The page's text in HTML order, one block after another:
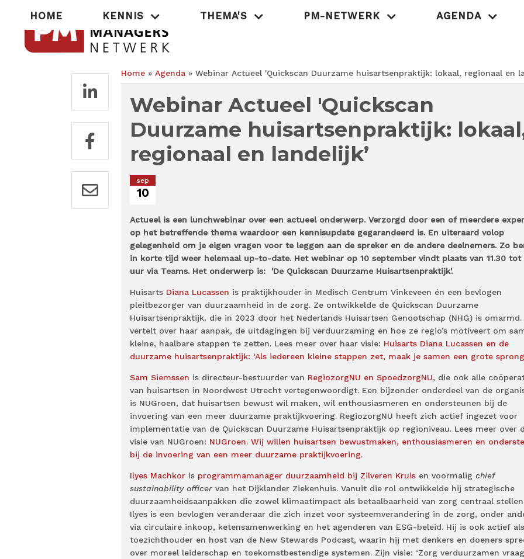
Hoofdnavigatie
HOME KENNIS THEMA'S PM-NETWERK AGENDA
Kruimelpad
Home Agenda Webinar Actueel 'Quickscan Duurzame huisartsenpraktijk: lokaal, regionaal en
Webinar Actueel 'Quickscan
Duurzame huisartsenpraktijk:
regionaal en landelijk’
sep
10
Actueel is een lunchwebinar over een actueel onderwerp. Verzorgd door een of meerdere
op het betreffende thema waardoor een kennisupdate gegarandeerd is. En uiteraard volop
gelegenheid om je eigen vragen voor te leggen aan de spreker en de andere deelnemers. Zo
in korte tijd weer helemaal up-to-date. Het webinar op 10 september vindt plaats van 11.30 tot
uur via Teams. Het onderwerp is: 'De Quickscan Duurzame Huisartsenpraktijk'.
Huisarts Diana Lucassen is praktijkhouder in Medisch Centrum Vinkeveen én een bevlogen
pleitbezorger van duurzaamheid in de zorg. Ze ontwikkelde de Quickscan Duurzame
Huisartsenpraktijk, die in 2023 door het Nederlands Huisartsen Genootschap (NHG) is omarmd.
vertelt over haar aanpak, de uitdagingen bij verduurzaming en hoe ze regio’s motiveert om
kleine, haalbare stappen te zetten. Lees meer over haar visie: Huisarts Diana Lucassen en de
duurzame huisartsenpraktijk: ‘Als iedereen kleine stappen zet, maak je samen een grote
Sam Siemssen is directeur-bestuurder van RegiozorgNU en SpoedzorgNU, die ook alle
van huisartsen in Noordwest Utrecht vertegenwoordigt. Een bijzonder onderdeel van de
is NUGroen, dat huisartsen bewust wil maken, wil enthousiasmeren en ondersteunen bij de
invoering van een meer duurzame praktijkvoering. RegiozorgNU heeft zich actief ingezet voor
implementatie van de Quickscan Duurzame Huisartsenpraktijk op regioniveau. Lees meer over
visie van NUGroen: NUGroen. Wij willen huisartsen bewustmaken, enthousiasmeren en
bij de invoering van een meer duurzame praktijkvoering.
Ilyes Machkor is programmamanager duurzaamheid bij Zilveren Kruis en voormalig chief
sustainability officer van het Dijklander Ziekenhuis. Vanuit die rol ontwikkelde hij strategische
duurzaamheidsaanpakken die zowel klimaatimpact als betaalbaarheid van zorg centraal
Ilyes is een bevlogen veranderaar die zich inzet voor systeemverandering in de zorg, onder
via circulaire inkoop, ketensamenwerking en het agenderen van ESG-beleid. Hij is ook actief als
toezichthouder en host van de New Stewards Podcast, waarin hij met denkers en doeners
over moreel leiderschap en toekomstbestendige systemen. Zijn visie: ‘Zorg verduurzamen